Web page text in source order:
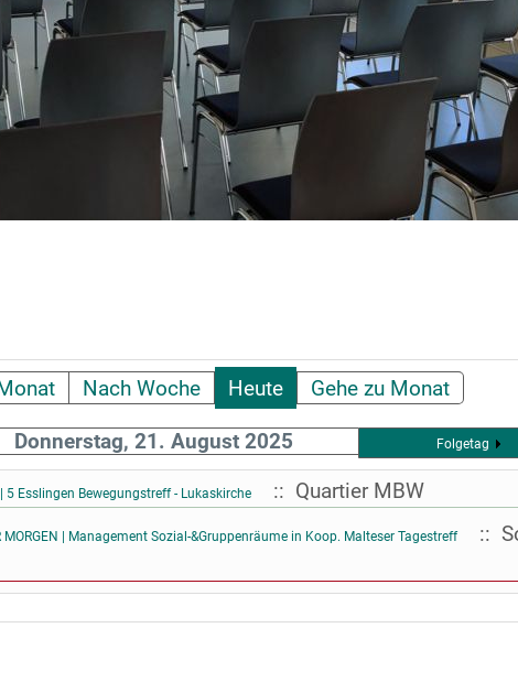
Nach Woche Heute Gehe zu Monat
Donnerstag, 21. August 2025 Folgetag
5 Esslingen Bewegungstreff - Lukaskirche
:: Quartier MBW
MORGEN | Management Sozial-&Gruppenräume in Koop. Malteser Tagestreff
::